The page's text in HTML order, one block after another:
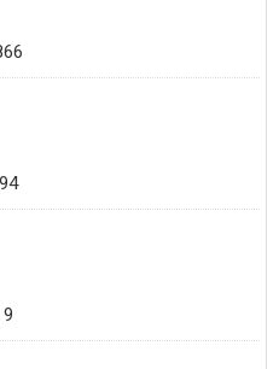
94
9